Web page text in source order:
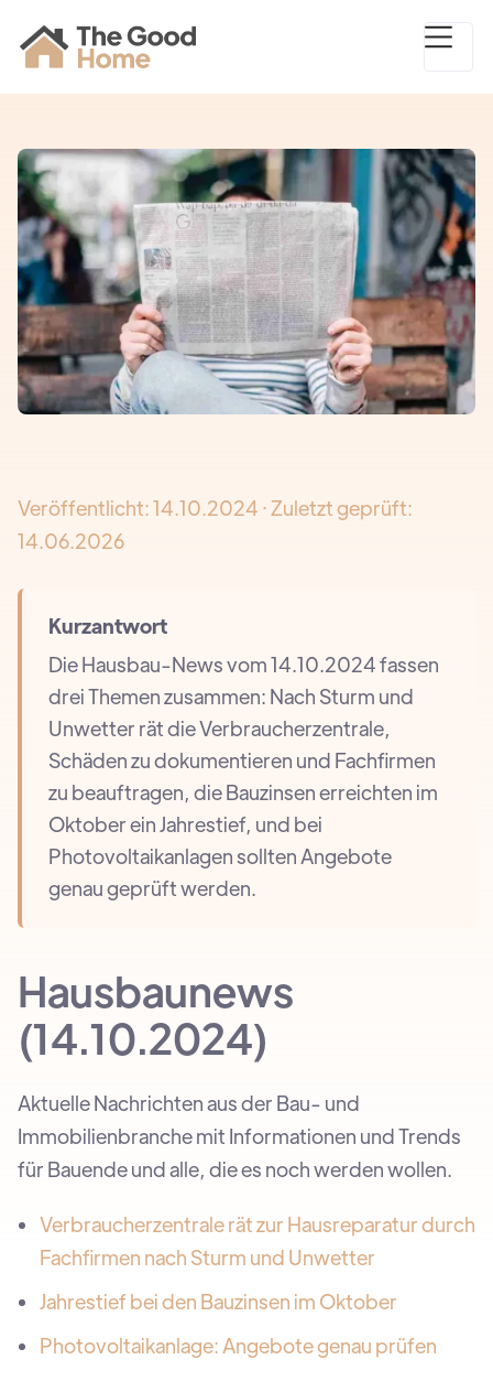
Veröffentlicht:14.10.2024 · Zuletzt geprüft:
14.06.2026
Kurzantwort
Die Hausbau-News vom 14.10.2024 fassen
drei Themen zusammen: Nach Sturm und
Unwetter rät die Verbraucherzentrale,
Schäden zu dokumentieren und Fachfirmen
zu beauftragen, die Bauzinsen erreichten im
Oktober ein Jahrestief, und bei
Photovoltaikanlagen sollten Angebote
genau geprüft werden.
Hausbaunews
(14.10.2024)
Aktuelle Nachrichten aus der Bau- und
Immobilienbranche mit Informationen und Trends
für Bauende und alle, die es noch werden wollen.
Verbraucherzentrale rät zur Hausreparatur durch
Fachfirmen nach Sturm und Unwetter
Jahrestief bei den Bauzinsen im Oktober
Photovoltaikanlage: Angebote genau prüfen